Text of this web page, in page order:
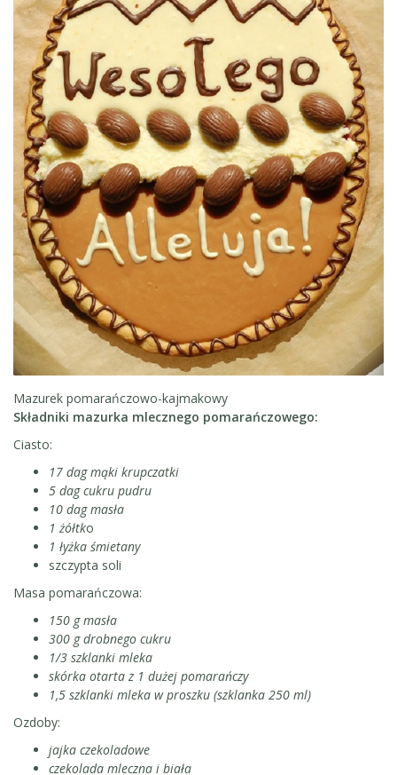
Mazurek pomarańczowo-kajmakowy
Składniki mazurka mlecznego pomarańczowego:
Ciasto:
17 dag mąki krupczatki
5 dag cukru pudru
10 dag masła
1 żółtko
1 łyżka śmietany
szczypta soli
Masa pomarańczowa:
150 g masła
300 g drobnego cukru
1/3 szklanki mleka
skórka otarta z 1 dużej pomarańczy
1,5 szklanki mleka w proszku (szklanka 250 ml)
Ozdoby:
jajka czekoladowe
czekolada mleczna i biała